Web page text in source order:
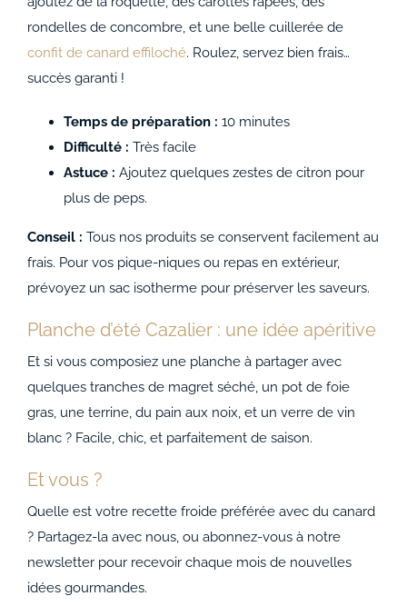
rondelles de concombre, et une belle cuillerée de
confit de canard effiloché. Roulez, servez bien frais…
succès garanti !
Temps de préparation : 10 minutes
Difficulté : Très facile
Astuce : Ajoutez quelques zestes de citron pour
plus de peps.
Conseil : Tous nos produits se conservent facilement au
frais. Pour vos pique-niques ou repas en extérieur,
prévoyez un sac isotherme pour préserver les saveurs.
Planche d’été Cazalier : une idée apéritive
Et si vous composiez une planche à partager avec
quelques tranches de magret séché, un pot de foie
gras, une terrine, du pain aux noix, et un verre de vin
blanc ? Facile, chic, et parfaitement de saison.
Et vous ?
Quelle est votre recette froide préférée avec du canard
? Partagez-la avec nous, ou abonnez-vous à notre
newsletter pour recevoir chaque mois de nouvelles
idées gourmandes.